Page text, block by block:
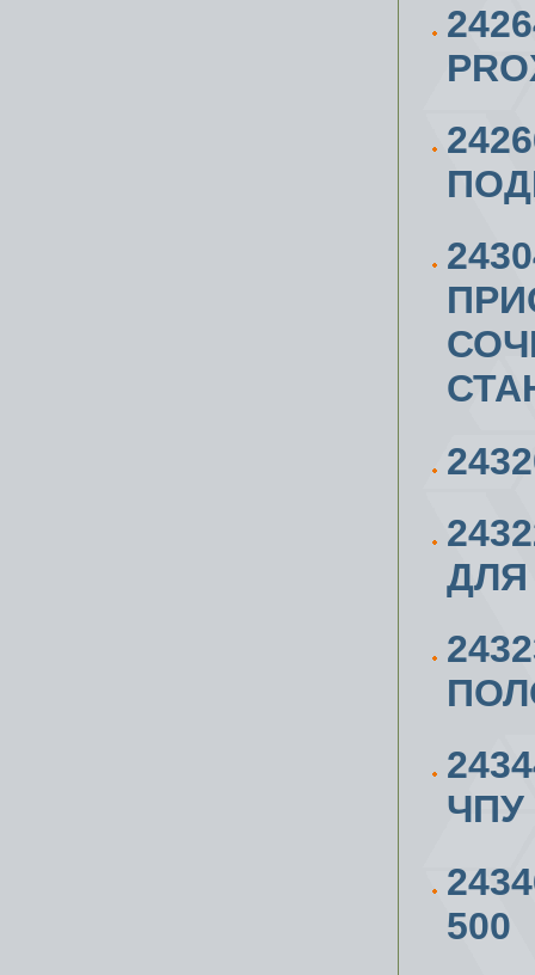
ЧПУ
500